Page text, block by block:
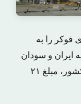
فوکر را به
ایران و سودان
و فروش قطعات هواپیما به این دو کشور، مبلغ ۲۱